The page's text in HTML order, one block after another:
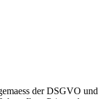
der DSGVO und